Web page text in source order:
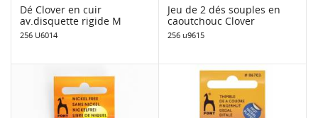
Dé Clover en cuir
av.disquette rigide M
256 U6014
Jeu de 2 dés souples en
caoutchouc Clover
256 u9615